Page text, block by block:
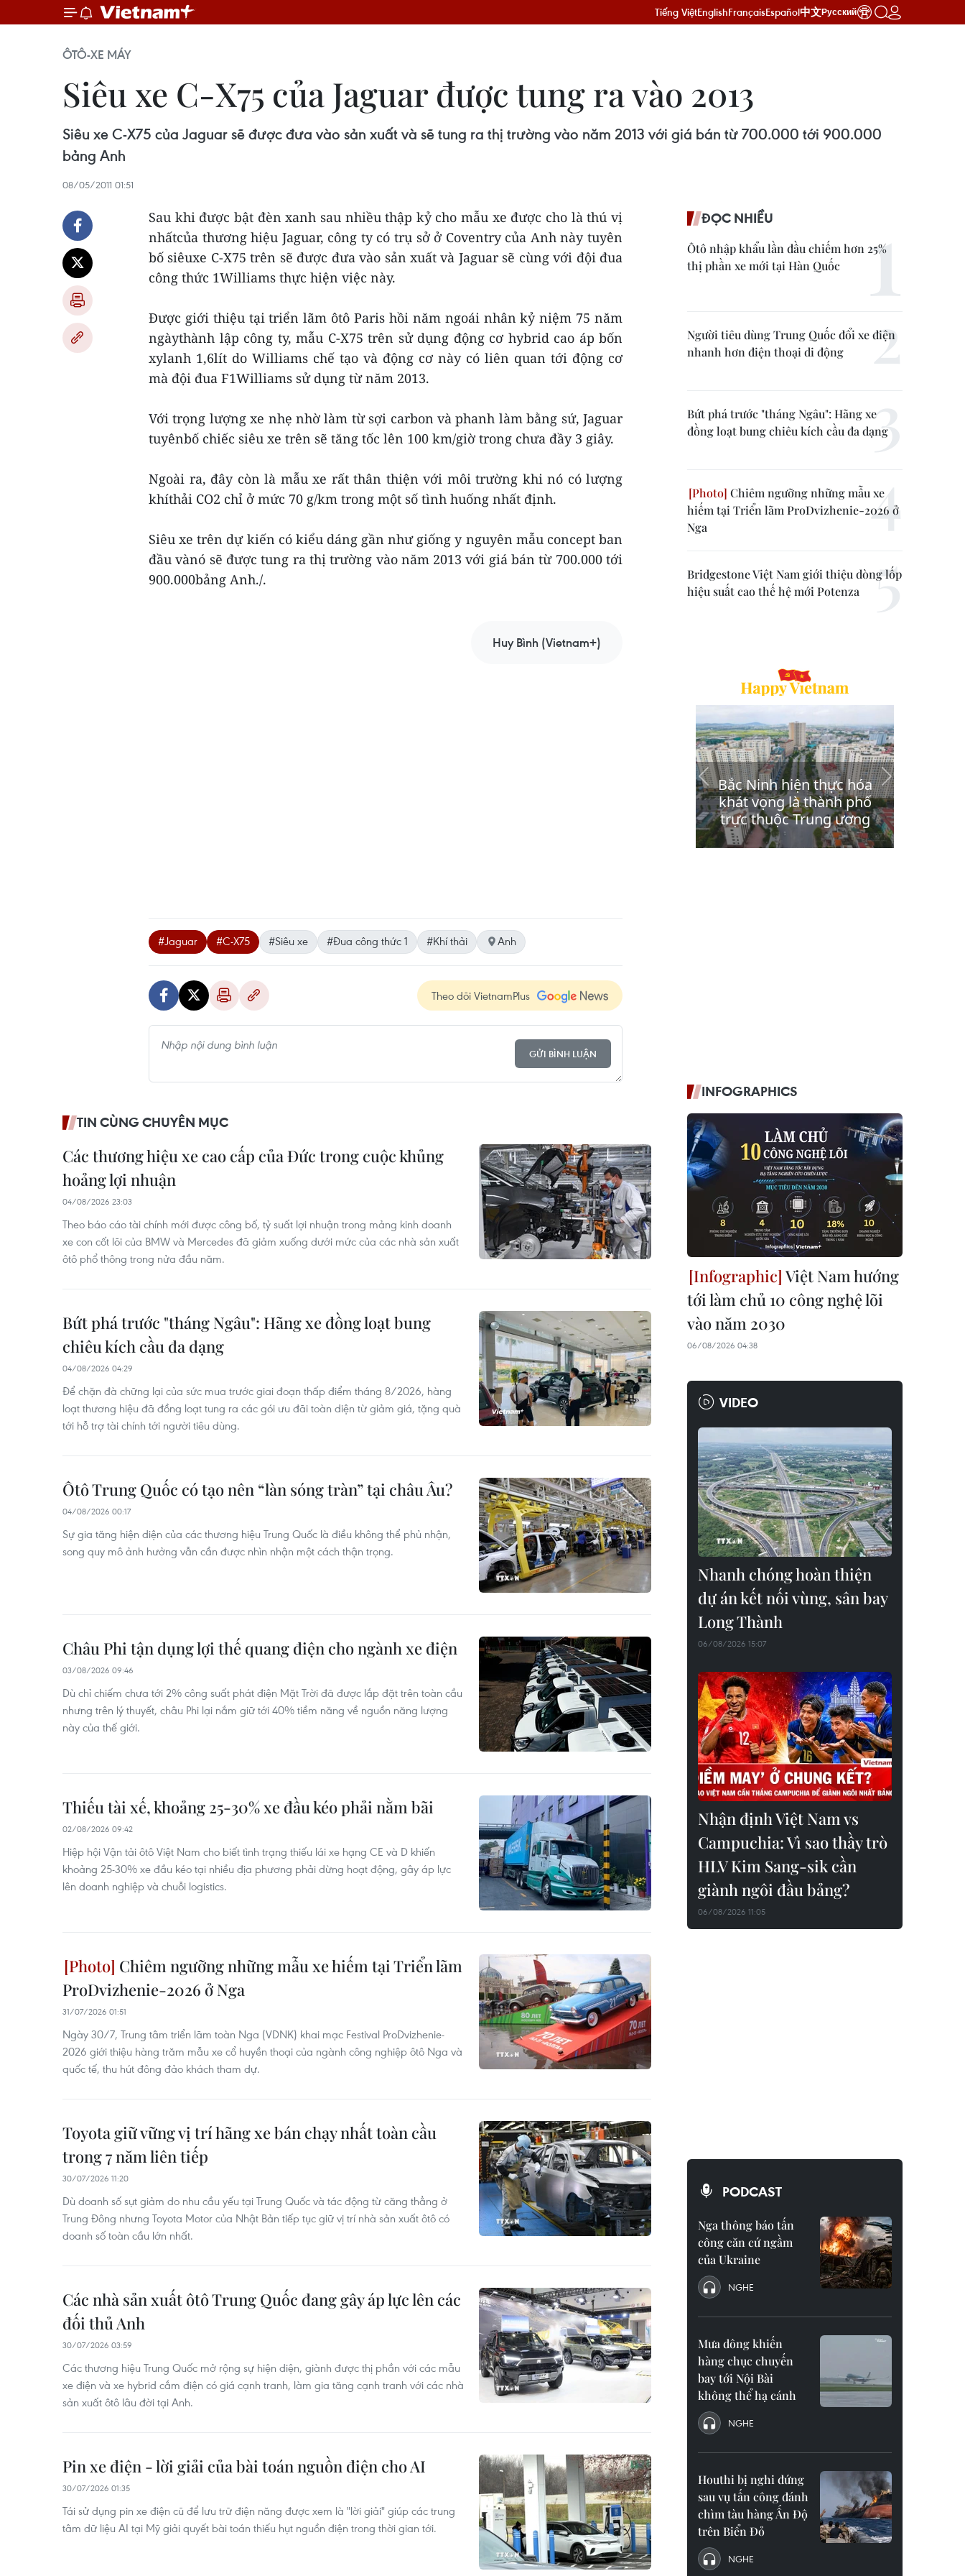
Tiếng ViệtEnglishFrançaisEspañol中文Русский
ÔTÔ-XE MÁY
Siêu xe C-X75 của Jaguar được tung ra vào 2013
Siêu xe C-X75 của Jaguar sẽ được đưa vào sản xuất và sẽ tung ra thị trường vào năm 2013 với giá bán từ 700.000 tới 900.000
bảng Anh
08/05/2011 01:51
Sau khi được bật đèn xanh sau nhiều thập kỷ cho mẫu xe được cho là thú vị
nhấtcủa thương hiệu Jaguar, công ty có trụ sở ở Coventry của Anh này tuyên
bố siêuxe C-X75 trên sẽ được đưa vào sản xuất và Jaguar sẽ cùng với đội đua
công thức 1Williams thực hiện việc này.
Được giới thiệu tại triển lãm ôtô Paris hồi năm ngoái nhân kỷ niệm 75 năm
ngàythành lập công ty, mẫu C-X75 trên sử dụng động cơ hybrid cao áp bốn
xylanh 1,6lít do Williams chế tạo và động cơ này có liên quan tới động cơ
mà đội đua F1Williams sử dụng từ năm 2013.
Với trọng lượng xe nhẹ nhờ làm từ sợi carbon và phanh làm bằng sứ, Jaguar
tuyênbố chiếc siêu xe trên sẽ tăng tốc lên 100 km/giờ trong chưa đầy 3 giây.
Ngoài ra, đây còn là mẫu xe rất thân thiện với môi trường khi nó có lượng
khíthải CO2 chỉ ở mức 70 g/km trong một số tình huống nhất định.
Siêu xe trên dự kiến có kiểu dáng gần như giống y nguyên mẫu concept ban
đầu vànó sẽ được tung ra thị trường vào năm 2013 với giá bán từ 700.000 tới
900.000bảng Anh./.
Huy Bình (Vietnam+)
#Jaguar #C-X75 #Siêu xe #Đua công thức 1 #Khí thải Anh
Theo dõi VietnamPlus
GỬI BÌNH LUẬN
TIN CÙNG CHUYÊN MỤC
Các thương hiệu xe cao cấp của Đức trong cuộc khủng
hoảng lợi nhuận
04/08/2026 23:03
Theo báo cáo tài chính mới được công bố, tỷ suất lợi nhuận trong mảng kinh doanh
xe con cốt lõi của BMW và Mercedes đã giảm xuống dưới mức của các nhà sản xuất
ôtô phổ thông trong nửa đầu năm.
Bứt phá trước "tháng Ngâu": Hãng xe đồng loạt bung
chiêu kích cầu đa dạng
04/08/2026 04:29
Để chặn đà chững lại của sức mua trước giai đoạn thấp điểm tháng 8/2026, hàng
loạt thương hiệu đã đồng loạt tung ra các gói ưu đãi toàn diện từ giảm giá, tặng quà
tới hỗ trợ tài chính tới người tiêu dùng.
Ôtô Trung Quốc có tạo nên “làn sóng tràn” tại châu Âu?
04/08/2026 00:17
Sự gia tăng hiện diện của các thương hiệu Trung Quốc là điều không thể phủ nhận,
song quy mô ảnh hưởng vẫn cần được nhìn nhận một cách thận trọng.
Châu Phi tận dụng lợi thế quang điện cho ngành xe điện
03/08/2026 09:46
Dù chỉ chiếm chưa tới 2% công suất phát điện Mặt Trời đã được lắp đặt trên toàn cầu
nhưng trên lý thuyết, châu Phi lại nắm giữ tới 40% tiềm năng về nguồn năng lượng
này của thế giới.
Thiếu tài xế, khoảng 25-30% xe đầu kéo phải nằm bãi
02/08/2026 09:42
Hiệp hội Vận tải ôtô Việt Nam cho biết tình trạng thiếu lái xe hạng CE và D khiến
khoảng 25-30% xe đầu kéo tại nhiều địa phương phải dừng hoạt động, gây áp lực
lên doanh nghiệp và chuỗi logistics.
Chiêm ngưỡng những mẫu xe hiếm tại Triển lãm
ProDvizhenie-2026 ở Nga
31/07/2026 01:51
Ngày 30/7, Trung tâm triển lãm toàn Nga (VDNK) khai mạc Festival ProDvizhenie-
2026 giới thiệu hàng trăm mẫu xe cổ huyền thoại của ngành công nghiệp ôtô Nga và
quốc tế, thu hút đông đảo khách tham dự.
Toyota giữ vững vị trí hãng xe bán chạy nhất toàn cầu
trong 7 năm liên tiếp
30/07/2026 11:20
Dù doanh số sụt giảm do nhu cầu yếu tại Trung Quốc và tác động từ căng thẳng ở
Trung Đông nhưng Toyota Motor của Nhật Bản tiếp tục giữ vị trí nhà sản xuất ôtô có
doanh số toàn cầu lớn nhất.
Các nhà sản xuất ôtô Trung Quốc đang gây áp lực lên các
đối thủ Anh
30/07/2026 03:59
Các thương hiệu Trung Quốc mở rộng sự hiện diện, giành được thị phần với các mẫu
xe điện và xe hybrid cắm điện có giá cạnh tranh, làm gia tăng cạnh tranh với các nhà
sản xuất ôtô lâu đời tại Anh.
Pin xe điện - lời giải của bài toán nguồn điện cho AI
30/07/2026 01:35
Tái sử dụng pin xe điện cũ để lưu trữ điện năng được xem là "lời giải" giúp các trung
tâm dữ liệu AI tại Mỹ giải quyết bài toán thiếu hụt nguồn điện trong thời gian tới.
ĐỌC NHIỀU
Ôtô nhập khẩu lần đầu chiếm hơn 25%
thị phần xe mới tại Hàn Quốc
Người tiêu dùng Trung Quốc đổi xe điện
nhanh hơn điện thoại di động
Bứt phá trước "tháng Ngâu": Hãng xe
đồng loạt bung chiêu kích cầu đa dạng
Chiêm ngưỡng những mẫu xe
hiếm tại Triển lãm ProDvizhenie-2026 ở
Nga
Bridgestone Việt Nam giới thiệu dòng lốp
hiệu suất cao thế hệ mới Potenza
INFOGRAPHICS
Việt Nam hướng
tới làm chủ 10 công nghệ lõi
vào năm 2030
06/08/2026 04:38
VIDEO
Nhanh chóng hoàn thiện
dự án kết nối vùng, sân bay
Long Thành
06/08/2026 15:07
Nhận định Việt Nam vs
Campuchia: Vì sao thầy trò
HLV Kim Sang-sik cần
giành ngôi đầu bảng?
06/08/2026 11:05
PODCAST
Nga thông báo tấn
công căn cứ ngầm
của Ukraine
NGHE
Mưa dông khiến
hàng chục chuyến
bay tới Nội Bài
không thể hạ cánh
NGHE
Houthi bị nghi đứng
sau vụ tấn công đánh
chìm tàu hàng Ấn Độ
trên Biển Đỏ
NGHE